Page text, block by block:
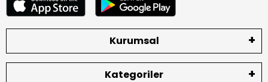
Kurumsal
Kategoriler